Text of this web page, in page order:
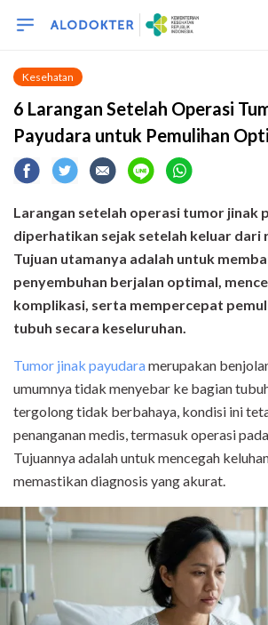
Kesehatan
6 Larangan Setelah Operasi
Payudara untuk Pemulihan
Larangan setelah operasi tumor jinak
diperhatikan sejak setelah keluar dari
Tujuan utamanya adalah untuk
penyembuhan berjalan optimal,
komplikasi, serta mempercepat
tubuh secara keseluruhan.
Tumor jinak payudaramerupakan
umumnya tidak menyebar ke bagian
tergolong tidak berbahaya, kondisi ini
penanganan medis, termasuk operasi
Tujuannya adalah untuk mencegah
memastikan diagnosis yang akurat.